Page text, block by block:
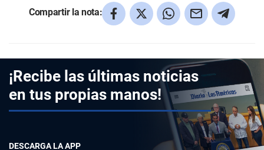
Compartir la nota:
¡Recibe las últimas noticias
en tus propias manos!
DESCARGA LA APP